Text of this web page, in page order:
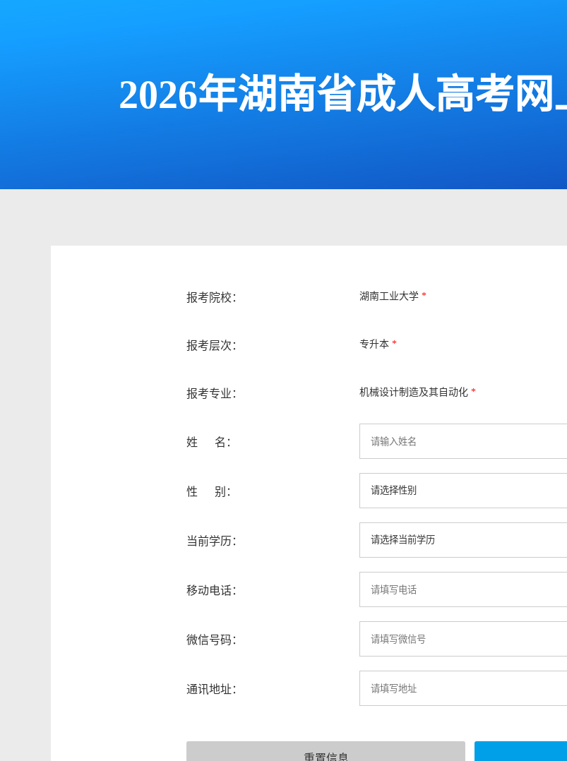
2026年湖南省成人高考
报考院校： 湖南工业大学 *
报考层次： 专升本 *
报考专业： 机械设计制造及其自动化 *
姓 名：
性 别：
当前学历：
移动电话：
微信号码：
通讯地址：